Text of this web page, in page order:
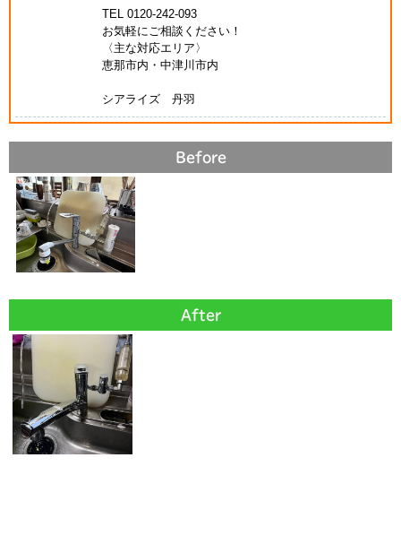
TEL 0120-242-093
お気軽にご相談ください！
〈主な対応エリア〉
恵那市内・中津川市内
シアライズ 丹羽
Before
After